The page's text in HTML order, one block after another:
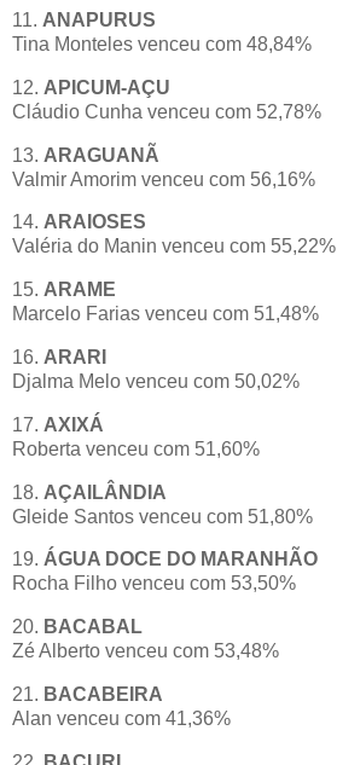
11. ANAPURUS
Tina Monteles venceu com 48,84%
12. APICUM-AÇU
Cláudio Cunha venceu com 52,78%
13. ARAGUANÃ
Valmir Amorim venceu com 56,16%
14. ARAIOSES
Valéria do Manin venceu com 55,22%
15. ARAME
Marcelo Farias venceu com 51,48%
16. ARARI
Djalma Melo venceu com 50,02%
17. AXIXÁ
Roberta venceu com 51,60%
18. AÇAILÂNDIA
Gleide Santos venceu com 51,80%
19. ÁGUA DOCE DO MARANHÃO
Rocha Filho venceu com 53,50%
20. BACABAL
Zé Alberto venceu com 53,48%
21. BACABEIRA
Alan venceu com 41,36%